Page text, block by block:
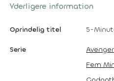
Yderligere information
Oprindelig titel 5-
Serie
Fem